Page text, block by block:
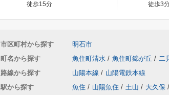
徒歩15分
徒歩3
市区町村から探す
明石市
町名から探す
魚住町清水 / 魚住町錦が丘 / 二
路線から探す
山陽本線 / 山陽電鉄本線
駅から探す
魚住 / 山陽魚住 / 土山 / 大久保 /